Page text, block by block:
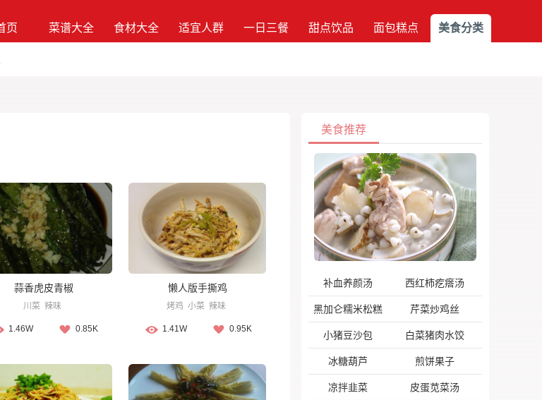
页 菜谱大全 食材大全 适宜人群 一日三餐 甜点饮品 面包糕点 美食分类
蒜香虎皮青椒
川菜 辣味
1.46W 0.85K
懒人版手撕鸡
烤鸡 小菜 辣味
1.41W 0.95K
美食推荐
补血养颜汤 西红柿疙瘩汤
黑加仑糯米松糕 芹菜炒鸡丝
小猪豆沙包 白菜猪肉水饺
冰糖葫芦 煎饼果子
凉拌韭菜 皮蛋苋菜汤